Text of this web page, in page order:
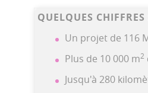
QUELQUES CHIFFRES
Un projet de 116
Plus de 10 000 m2
Jusqu'à 280